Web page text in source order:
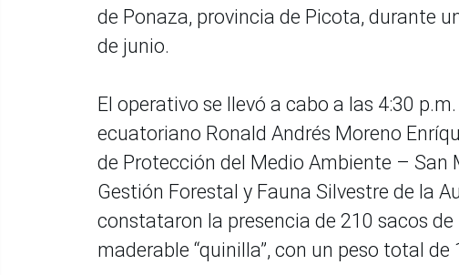
de Ponaza, provincia de Picota, durante
de junio.
El operativo se llevó a cabo a las 4:30
ecuatoriano Ronald Andrés Moreno
de Protección del Medio Ambiente –
Gestión Forestal y Fauna Silvestre de la
constataron la presencia de 210 sacos
maderable “quinilla”, con un peso total